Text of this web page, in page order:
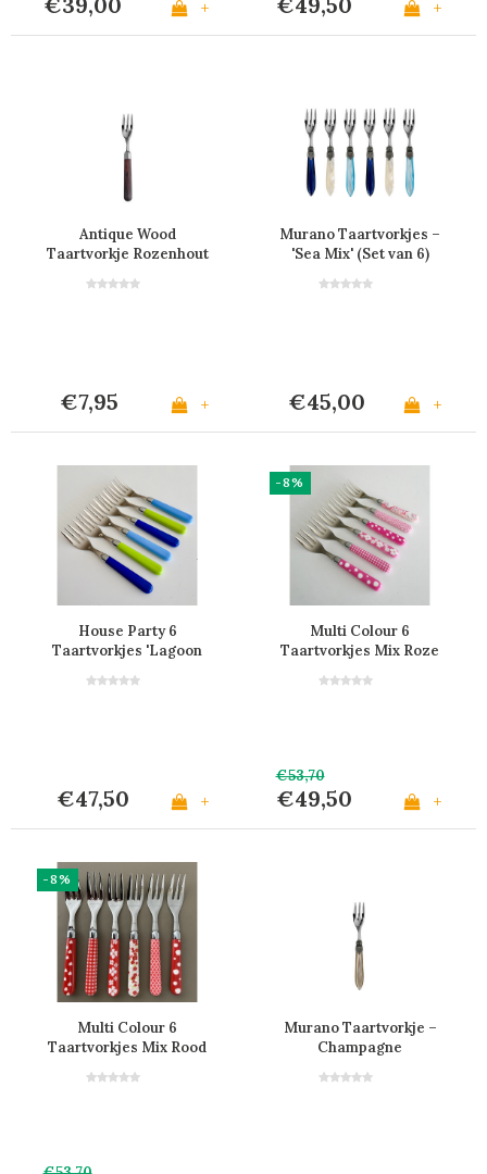
+ +
Antique Wood
Taartvorkje Rozenhout
€7,95 +
Murano Taartvorkjes –
'Sea Mix' (Set van 6)
€45,00 +
House Party 6
Taartvorkjes 'Lagoon
€47,50 +
-8%
Multi Colour 6
Taartvorkjes Mix Roze
€53,70
€49,50 +
-8%
Multi Colour 6
Taartvorkjes Mix Rood
Murano Taartvorkje –
Champagne